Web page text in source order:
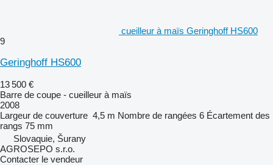
cueilleur à maïs Geringhoff HS600
9
Geringhoff HS600
13 500 €
Barre de coupe - cueilleur à maïs
2008
Largeur de couverture 4,5 m Nombre de rangées 6 Écartement des
rangs 75 mm
Slovaquie, Šurany
AGROSEPO s.r.o.
Contacter le vendeur